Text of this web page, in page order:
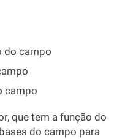
do campo
campo
que tem a função do
do campo para